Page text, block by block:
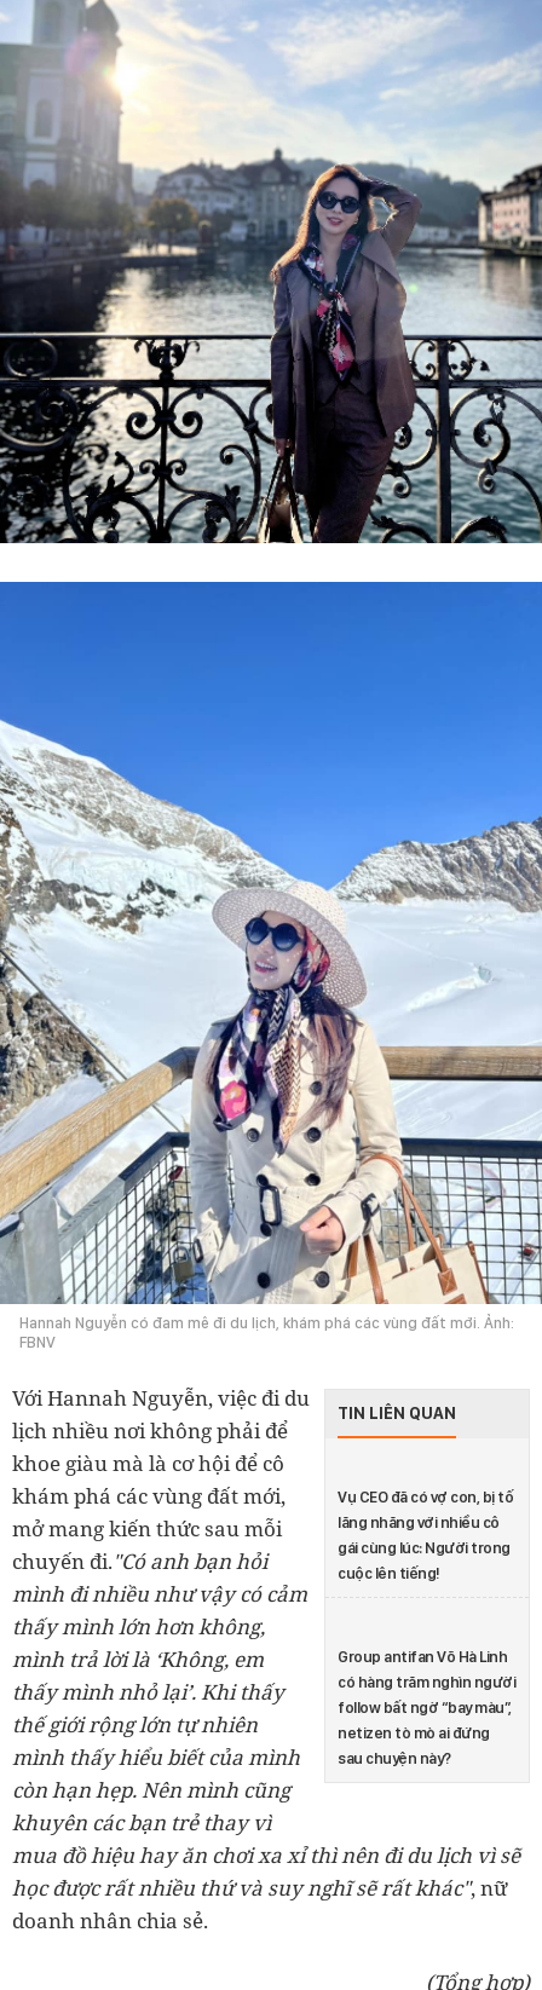
Hannah Nguyễn có đam mê đi du lịch, khám phá các vùng đất mới. Ảnh:
FBNV
TIN LIÊN QUAN
Vụ CEO đã có vợ con, bị tố
lăng nhăng với nhiều cô
gái cùng lúc: Người trong
cuộc lên tiếng!
Group antifan Võ Hà Linh
có hàng trăm nghìn người
follow bất ngờ “bay màu”,
netizen tò mò ai đứng
sau chuyện này?
lịch nhiều nơi không phải để
khoe giàu mà là cơ hội để cô
khám phá các vùng đất mới,
mở mang kiến thức sau mỗi
chuyến đi."Có anh bạn hỏi
mình đi nhiều như vậy có cảm
thấy mình lớn hơn không,
mình trả lời là ‘Không, em
thấy mình nhỏ lại’. Khi thấy
thế giới rộng lớn tự nhiên
mình thấy hiểu biết của mình
còn hạn hẹp. Nên mình cũng
khuyên các bạn trẻ thay vì
mua đồ hiệu hay ăn chơi xa xỉ thì nên đi du lịch vì sẽ
học được rất nhiều thứ và suy nghĩ sẽ rất khác", nữ
(Tổng hợp)